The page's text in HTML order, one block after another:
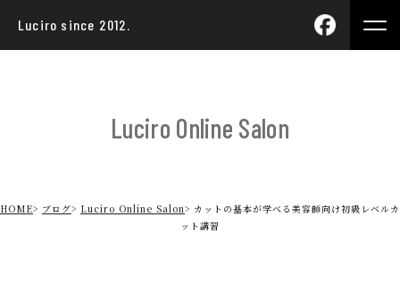
Luciro since 2012.
Luciro Online Salon
HOME ブログ Luciro Online Salon
カットの基本が学べる美容師向け初級レベルカ
ット講習